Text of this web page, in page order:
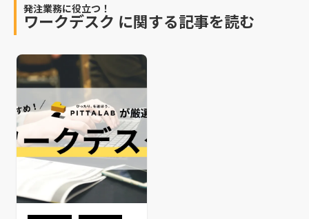
発注業務に役立つ！
ワークデスク に関する記事を読む